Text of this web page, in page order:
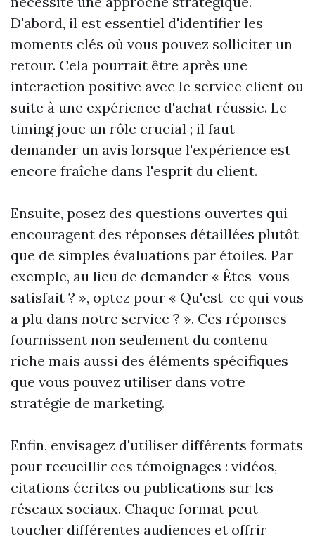
D'abord, il est essentiel d'identifier les
moments clés où vous pouvez solliciter un
retour. Cela pourrait être après une
interaction positive avec le service client ou
suite à une expérience d'achat réussie. Le
timing joue un rôle crucial ; il faut
demander un avis lorsque l'expérience est
encore fraîche dans l'esprit du client.
Ensuite, posez des questions ouvertes qui
encouragent des réponses détaillées plutôt
que de simples évaluations par étoiles. Par
exemple, au lieu de demander « Êtes-vous
satisfait ? », optez pour « Qu'est-ce qui vous
a plu dans notre service ? ». Ces réponses
fournissent non seulement du contenu
riche mais aussi des éléments spécifiques
que vous pouvez utiliser dans votre
stratégie de marketing.
Enfin, envisagez d'utiliser différents formats
pour recueillir ces témoignages : vidéos,
citations écrites ou publications sur les
réseaux sociaux. Chaque format peut
toucher différentes audiences et offrir